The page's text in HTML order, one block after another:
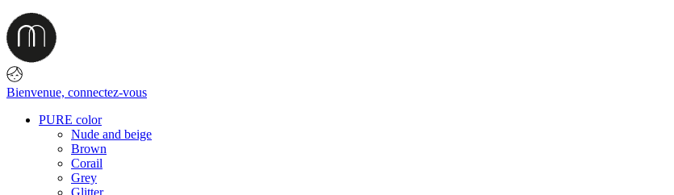
Bienvenue, connectez-vous
PURE color
Nude and beige
Brown
Corail
Grey
Glitter